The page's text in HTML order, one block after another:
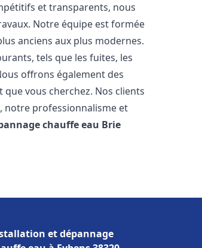
et transparents, nous
Notre équipe est formée
anciens aux plus modernes.
tels que les fuites, les
offrons également des
vous cherchez. Nos clients
notre professionnalisme et
chauffe eau Brie
et dépannage